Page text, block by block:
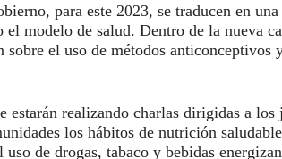
para este 2023, se traducen en una
modelo de salud. Dentro de la nueva
el uso de métodos anticonceptivos
estarán realizando charlas dirigidas a los
los hábitos de nutrición
de drogas, tabaco y bebidas